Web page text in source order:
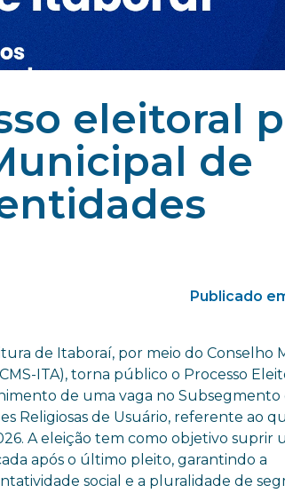
eleitoral
de
Publicado
de Itaboraí, por meio do Conselho
ITA), torna público o Processo
de uma vaga no Subsegmento
Religiosas de Usuário, referente ao
A eleição tem como objetivo suprir
após o último pleito, garantindo a
social e a pluralidade de